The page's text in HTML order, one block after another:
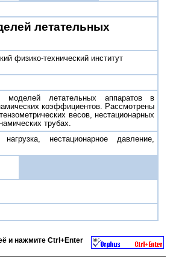
летательных
физико-технический институт
моделей летательных аппаратов в
коэффициентов. Рассмотрены
весов, нестационарных
трубах.
нестационарное давление,
и нажмите Ctrl+Enter